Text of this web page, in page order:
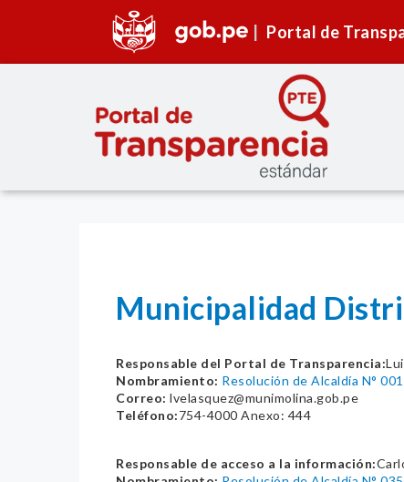
Portal de
Municipalidad
Responsable del Portal de Transparencia:
Nombramiento: Resolución de Alcaldía N°
Correo: lvelasquez@munimolina.gob.pe
Teléfono:754-4000 Anexo: 444
Responsable de acceso a la información: